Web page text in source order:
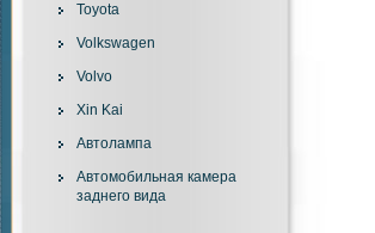
Toyota
Volkswagen
Volvo
Xin Kai
Автолампа
Автомобильная камера
заднего вида